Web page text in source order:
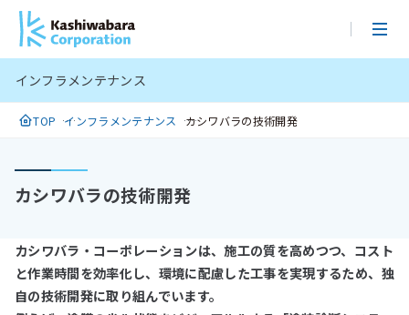
メ
イ
コ
ン
に
キ
ッ
プ
インフラメンテナンス
TOP インフラメンテナンス カシワバラの技術開発
カシワバラの技術開発
カシワバラ・コーポレーションは、施工の質を高めつつ、コスト
と作業時間を効率化し、環境に配慮した工事を実現するため、独
自の技術開発に取り組んでいます。